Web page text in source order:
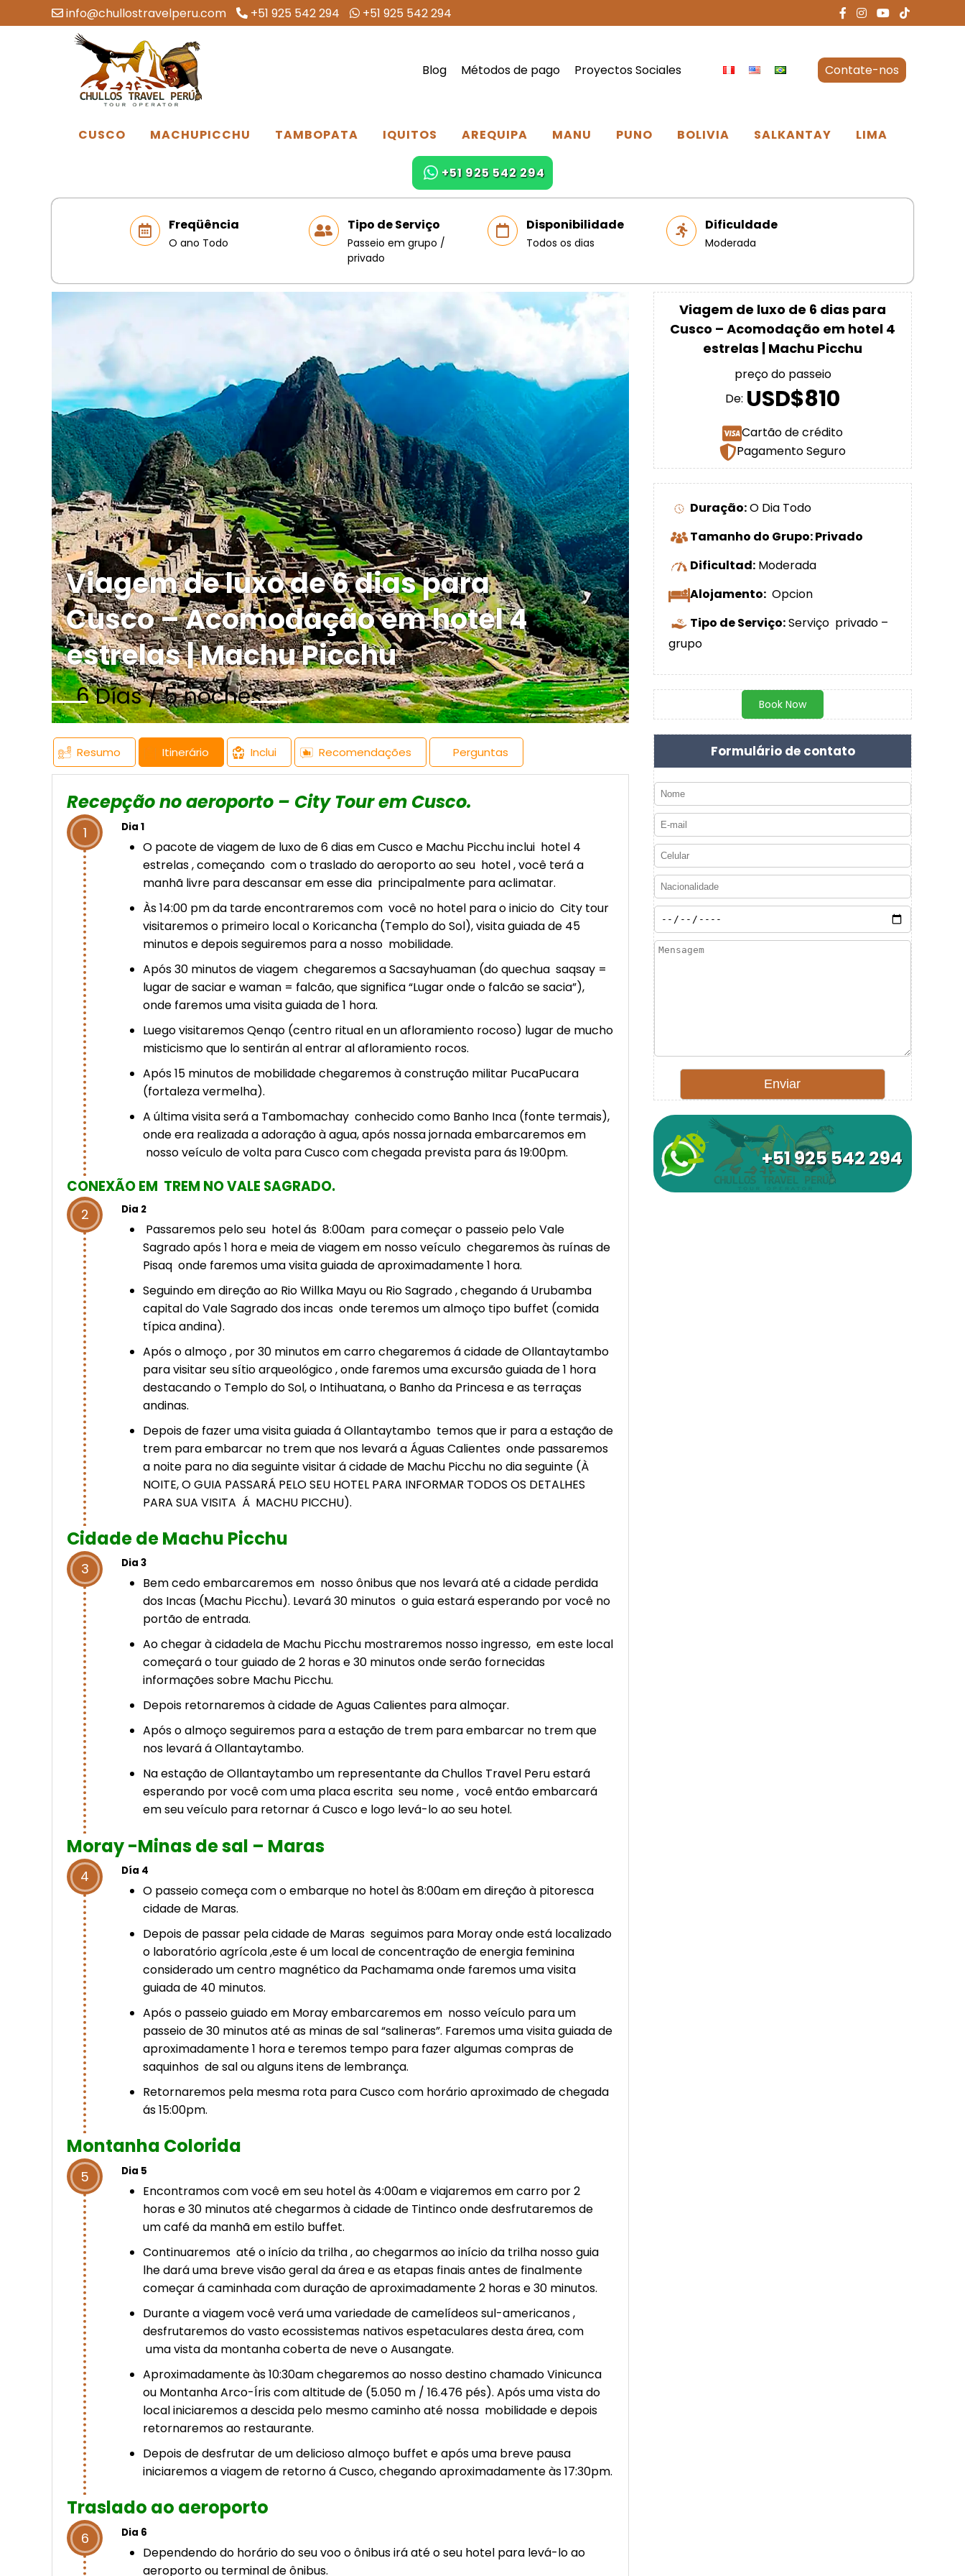
info@chullostravelperu.com +51 925 542 294 +51 925 542 294
Blog Métodos de pago Proyectos Sociales Contate-nos
CUSCO MACHUPICCHU TAMBOPATA IQUITOS AREQUIPA MANU PUNO BOLIVIA SALKANTAY LIMA
+51 925 542 294
Freqüência
O ano Todo
Tipo de Serviço
Passeio em grupo /
privado
Disponibilidade
Todos os dias
Dificuldade
Moderada
Viagem de luxo de 6 dias para
Cusco – Acomodação em hotel 4
estrelas | Machu Picchu
6 Días / 5 noches
Resumo Itinerário Inclui Recomendações Perguntas
Recepção no aeroporto – City Tour em Cusco.
1 Dia 1
O pacote de viagem de luxo de 6 dias em Cusco e Machu Picchu inclui hotel 4
estrelas , começando com o traslado do aeroporto ao seu hotel , você terá a
manhã livre para descansar em esse dia principalmente para aclimatar.
Às 14:00 pm da tarde encontraremos com você no hotel para o inicio do City tour
visitaremos o primeiro local o Koricancha (Templo do Sol), visita guiada de 45
minutos e depois seguiremos para a nosso mobilidade.
Após 30 minutos de viagem chegaremos a Sacsayhuaman (do quechua saqsay =
lugar de saciar e waman = falcão, que significa “Lugar onde o falcão se sacia”),
onde faremos uma visita guiada de 1 hora.
Luego visitaremos Qenqo (centro ritual en un afloramiento rocoso) lugar de mucho
misticismo que lo sentirán al entrar al afloramiento rocos.
Após 15 minutos de mobilidade chegaremos à construção militar PucaPucara
(fortaleza vermelha).
A última visita será a Tambomachay conhecido como Banho Inca (fonte termais),
onde era realizada a adoração à agua, após nossa jornada embarcaremos em
nosso veículo de volta para Cusco com chegada prevista para ás 19:00pm.
CONEXÃO EM TREM NO VALE SAGRADO.
2 Dia 2
Passaremos pelo seu hotel ás 8:00am para começar o passeio pelo Vale
Sagrado após 1 hora e meia de viagem em nosso veículo chegaremos às ruínas de
Pisaq onde faremos uma visita guiada de aproximadamente 1 hora.
Seguindo em direção ao Rio Willka Mayu ou Rio Sagrado , chegando á Urubamba
capital do Vale Sagrado dos incas onde teremos um almoço tipo buffet (comida
típica andina).
Após o almoço , por 30 minutos em carro chegaremos á cidade de Ollantaytambo
para visitar seu sítio arqueológico , onde faremos uma excursão guiada de 1 hora
destacando o Templo do Sol, o Intihuatana, o Banho da Princesa e as terraças
andinas.
Depois de fazer uma visita guiada á Ollantaytambo temos que ir para a estação de
trem para embarcar no trem que nos levará a Águas Calientes onde passaremos
a noite para no dia seguinte visitar á cidade de Machu Picchu no dia seguinte (À
NOITE, O GUIA PASSARÁ PELO SEU HOTEL PARA INFORMAR TODOS OS DETALHES
PARA SUA VISITA Á MACHU PICCHU).
Cidade de Machu Picchu
3 Dia 3
Bem cedo embarcaremos em nosso ônibus que nos levará até a cidade perdida
dos Incas (Machu Picchu). Levará 30 minutos o guia estará esperando por você no
portão de entrada.
Ao chegar à cidadela de Machu Picchu mostraremos nosso ingresso, em este local
começará o tour guiado de 2 horas e 30 minutos onde serão fornecidas
informações sobre Machu Picchu.
Depois retornaremos à cidade de Aguas Calientes para almoçar.
Após o almoço seguiremos para a estação de trem para embarcar no trem que
nos levará á Ollantaytambo.
Na estação de Ollantaytambo um representante da Chullos Travel Peru estará
esperando por você com uma placa escrita seu nome , você então embarcará
em seu veículo para retornar á Cusco e logo levá-lo ao seu hotel.
Moray -Minas de sal – Maras
4 Día 4
O passeio começa com o embarque no hotel às 8:00am em direção à pitoresca
cidade de Maras.
Depois de passar pela cidade de Maras seguimos para Moray onde está localizado
o laboratório agrícola ,este é um local de concentração de energia feminina
considerado um centro magnético da Pachamama onde faremos uma visita
guiada de 40 minutos.
Após o passeio guiado em Moray embarcaremos em nosso veículo para um
passeio de 30 minutos até as minas de sal “salineras”. Faremos uma visita guiada de
aproximadamente 1 hora e teremos tempo para fazer algumas compras de
saquinhos de sal ou alguns itens de lembrança.
Retornaremos pela mesma rota para Cusco com horário aproximado de chegada
ás 15:00pm.
Montanha Colorida
5 Dia 5
Encontramos com você em seu hotel às 4:00am e viajaremos em carro por 2
horas e 30 minutos até chegarmos à cidade de Tintinco onde desfrutaremos de
um café da manhã em estilo buffet.
Continuaremos até o início da trilha , ao chegarmos ao início da trilha nosso guia
lhe dará uma breve visão geral da área e as etapas finais antes de finalmente
começar á caminhada com duração de aproximadamente 2 horas e 30 minutos.
Durante a viagem você verá uma variedade de camelídeos sul-americanos ,
desfrutaremos do vasto ecossistemas nativos espetaculares desta área, com
uma vista da montanha coberta de neve o Ausangate.
Aproximadamente às 10:30am chegaremos ao nosso destino chamado Vinicunca
ou Montanha Arco-Íris com altitude de (5.050 m / 16.476 pés). Após uma vista do
local iniciaremos a descida pelo mesmo caminho até nossa mobilidade e depois
retornaremos ao restaurante.
Depois de desfrutar de um delicioso almoço buffet e após uma breve pausa
iniciaremos a viagem de retorno á Cusco, chegando aproximadamente às 17:30pm.
Traslado ao aeroporto
6 Dia 6
Dependendo do horário do seu voo o ônibus irá até o seu hotel para levá-lo ao
aeroporto ou terminal de ônibus.
Viagem de luxo de 6 dias para
Cusco – Acomodação em hotel 4
estrelas | Machu Picchu
preço do passeio
De: USD$810
Cartão de crédito
Pagamento Seguro
Duração:O Dia Todo
Tamanho do Grupo: Privado
Dificultad: Moderada
Alojamento: Opcion
Tipo de Serviço:Serviço privado –
grupo
Book Now
Formulário de contato
+51 925 542 294